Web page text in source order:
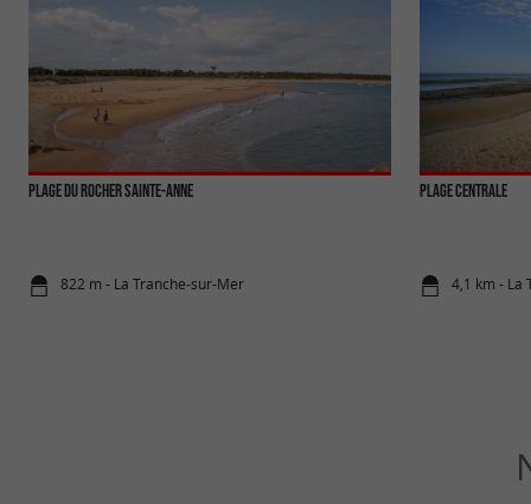
Plage du Rocher Sainte-Anne
822 m - La Tranche-sur-Mer
PLAGE CENTRALE
4,1 km - La